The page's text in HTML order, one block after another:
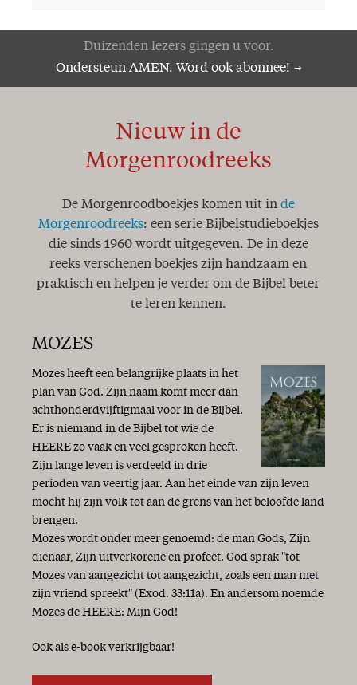
Duizenden lezers gingen u voor.
Ondersteun AMEN. Word ook abonnee!
Nieuw in de
Morgenroodreeks
De Morgenroodboekjes komen uit in de
Morgenroodreeks: een serie Bijbelstudieboekjes
die sinds 1960 wordt uitgegeven. De in deze
reeks verschenen boekjes zijn handzaam en
praktisch en helpen je verder om de Bijbel beter
te leren kennen.
MOZES
Mozes heeft een belangrijke plaats in het
plan van God. Zijn naam komt meer dan
achthonderdvijftigmaal voor in de Bijbel.
Er is niemand in de Bijbel tot wie de
HEERE zo vaak en veel gesproken heeft.
Zijn lange leven is verdeeld in drie
perioden van veertig jaar. Aan het einde van zijn leven
mocht hij zijn volk tot aan de grens van het beloofde land
brengen.
Mozes wordt onder meer genoemd: de man Gods, Zijn
dienaar, Zijn uitverkorene en profeet. God sprak "tot
Mozes van aangezicht tot aangezicht, zoals een man met
zijn vriend spreekt" (Exod. 33:11a). En andersom noemde
Mozes de HEERE: Mijn God!
Ook als e-book verkrijgbaar!